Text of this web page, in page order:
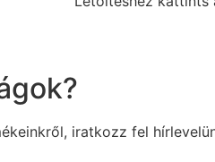
iratkozz fel